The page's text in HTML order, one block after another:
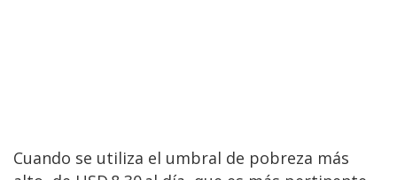
Cuando se utiliza el umbral de pobreza más